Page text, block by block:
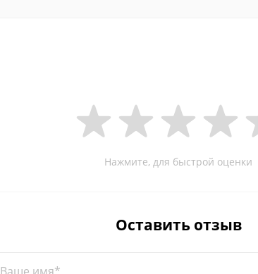
Нажмите, для быстрой оценки
Оставить отзыв